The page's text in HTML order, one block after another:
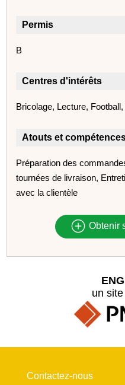
Permis
B
Centres d'intérêts
Bricolage, Lecture,
Atouts et
Préparation des
tournées de livraison,
avec la clientèle
Obtenir
un
Contactez-nous